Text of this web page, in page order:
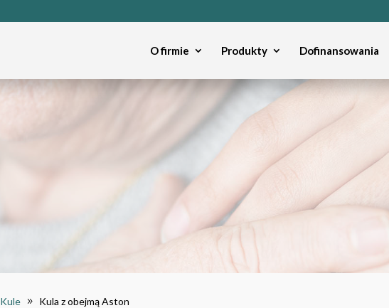
O firmie Produkty Dofinansowania
Kule Kula z obejmą Aston